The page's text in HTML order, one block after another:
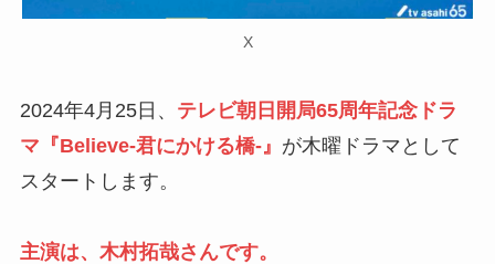
X
2024年4月25日、 テレビ朝日開局65周年記念ドラ
マ『Believe-君にかける橋-』 が木曜ドラマとして
スタートします。
主演は、木村拓哉さんです。